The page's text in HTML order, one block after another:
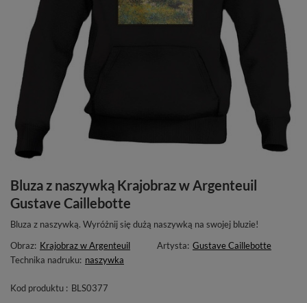
Bluza z naszywką Krajobraz w Argenteuil
Gustave Caillebotte
Bluza z naszywką. Wyróżnij się dużą naszywką na swojej bluzie!
Obraz: Krajobraz w Argenteuil Artysta: Gustave Caillebotte
Technika nadruku: naszywka
Kod produktu : BLS0377